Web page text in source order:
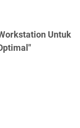
Untuk